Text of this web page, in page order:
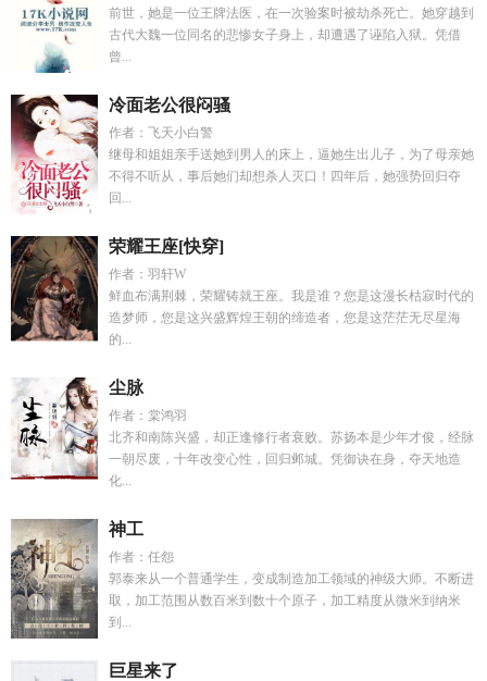
前世，她是一位王牌法医，在一次验案时被劫杀死亡。她穿越到
古代大魏一位同名的悲惨女子身上，却遭遇了诬陷入狱。凭借
曾...
冷面老公很闷骚
作者：飞天小白警
继母和姐姐亲手送她到男人的床上，逼她生出儿子，为了母亲她
不得不听从，事后她们却想杀人灭口！四年后，她强势回归夺
回...
荣耀王座[快穿]
作者：羽轩W
鲜血布满荆棘，荣耀铸就王座。我是谁？您是这漫长枯寂时代的
造梦师，您是这兴盛辉煌王朝的缔造者，您是这茫茫无尽星海
的...
尘脉
作者：棠鸿羽
北齐和南陈兴盛，却正逢修行者衰败。苏扬本是少年才俊，经脉
一朝尽废，十年改变心性，回归邺城。凭御诀在身，夺天地造
化...
神工
作者：任怨
郭泰来从一个普通学生，变成制造加工领域的神级大师。不断进
取，加工范围从数百米到数十个原子，加工精度从微米到纳米
到...
巨星来了